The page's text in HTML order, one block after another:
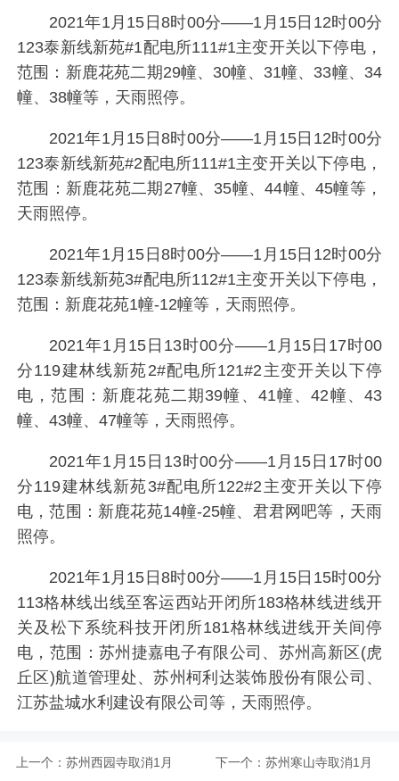
2021年1月15日8时00分——1月15日12时00分
123泰新线新苑#1配电所111#1主变开关以下停电，
范围：新鹿花苑二期29幢、30幢、31幢、33幢、34
幢、38幢等，天雨照停。
2021年1月15日8时00分——1月15日12时00分
123泰新线新苑#2配电所111#1主变开关以下停电，
范围：新鹿花苑二期27幢、35幢、44幢、45幢等，
天雨照停。
2021年1月15日8时00分——1月15日12时00分
123泰新线新苑3#配电所112#1主变开关以下停电，
范围：新鹿花苑1幢-12幢等，天雨照停。
2021年1月15日13时00分——1月15日17时00
分119建林线新苑2#配电所121#2主变开关以下停
电，范围：新鹿花苑二期39幢、41幢、42幢、43
幢、43幢、47幢等，天雨照停。
2021年1月15日13时00分——1月15日17时00
分119建林线新苑3#配电所122#2主变开关以下停
电，范围：新鹿花苑14幢-25幢、君君网吧等，天雨
照停。
2021年1月15日8时00分——1月15日15时00分
113格林线出线至客运西站开闭所183格林线进线开
关及松下系统科技开闭所181格林线进线开关间停
电，范围：苏州捷嘉电子有限公司、苏州高新区(虎
丘区)航道管理处、苏州柯利达装饰股份有限公司、
江苏盐城水利建设有限公司等，天雨照停。
上一个： 苏州西园寺取消1月 下一个： 苏州寒山寺取消1月